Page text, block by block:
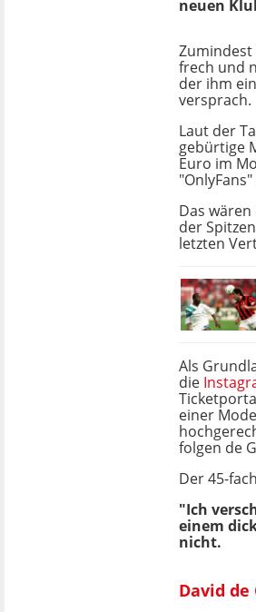
neuen
Zumindest
frech und
der ihm
versprach.
Laut der
gebürtige
Euro im
Das
der
letzten
Als
die
einer
folgen de
Der 45-
"Ich
einem
nicht.
David